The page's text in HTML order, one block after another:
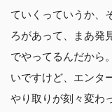
ていくっていうか、
ろがあって、まあ発
でやってるんだから
いですけど、エンタ
やり取りが刻々変わ